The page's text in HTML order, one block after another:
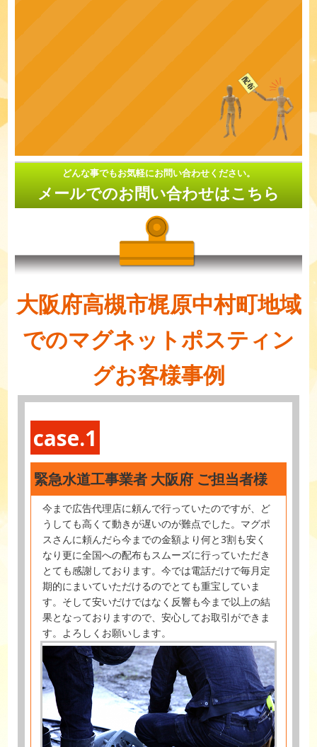
どんな事でもお気軽にお問い合わせください。
メールでのお問い合わせはこちら
大阪府高槻市梶原中村町地域
でのマグネットポスティン
グお客様事例
case.1
緊急水道工事業者 大阪府 ご担当者様
今まで広告代理店に頼んで行っていたのですが、ど
うしても高くて動きが遅いのが難点でした。マグポ
スさんに頼んだら今までの金額より何と3割も安く
なり更に全国への配布もスムーズに行っていただき
とても感謝しております。今では電話だけで毎月定
期的にまいていただけるのでとても重宝していま
す。そして安いだけではなく反響も今まで以上の結
果となっておりますので、安心してお取引ができま
す。よろしくお願いします。